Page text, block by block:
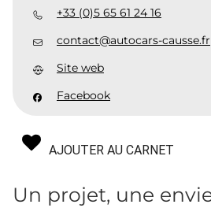
+33 (0)5 65 61 24 16
contact@autocars-causse.fr
Site web
Facebook
AJOUTER AU CARNET
Un projet, une